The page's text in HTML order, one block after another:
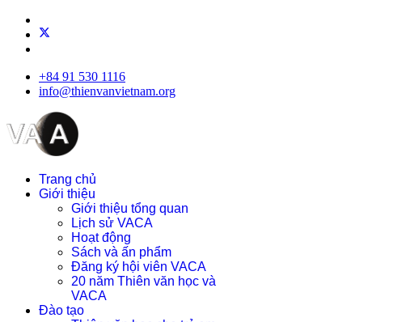
+84 91 530 1116
info@thienvanvietnam.org
Trang chủ
Giới thiệu
Giới thiệu tổng quan
Lịch sử VACA
Hoạt động
Sách và ấn phẩm
Đăng ký hội viên VACA
20 năm Thiên văn học và
VACA
Đào tạo